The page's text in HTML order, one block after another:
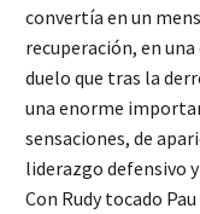
convertía en un
recuperación, en
duelo que tras la
una enorme
sensaciones, de
liderazgo defensivo
Con Rudy tocado